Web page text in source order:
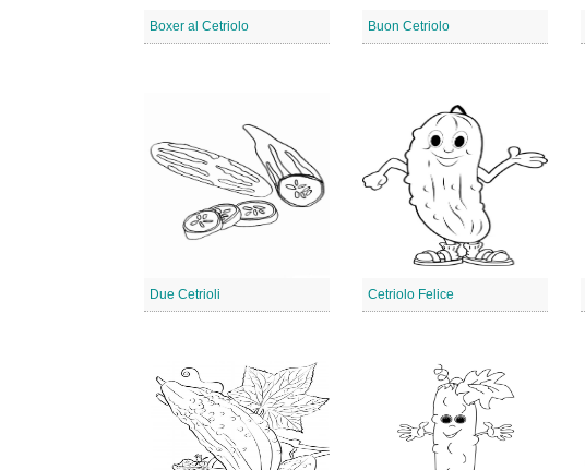
Boxer al Cetriolo Buon Cetriolo
Due Cetrioli Cetriolo Felice